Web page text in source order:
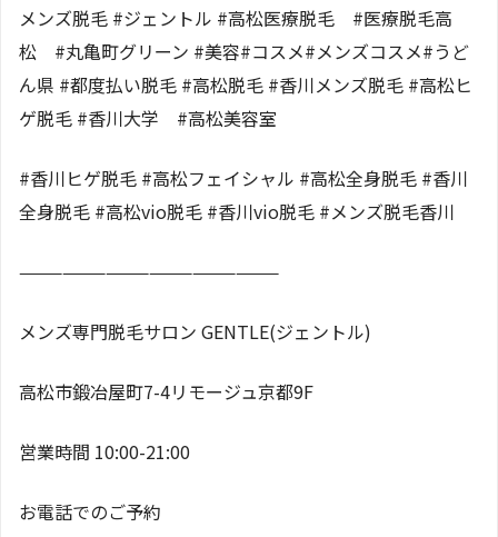
メンズ脱毛 #ジェントル #高松医療脱毛 #医療脱毛高
松 #丸亀町グリーン #美容#コスメ#メンズコスメ#うど
ん県 #都度払い脱毛 #高松脱毛 #香川メンズ脱毛 #高松ヒ
ゲ脱毛 #香川大学 #高松美容室
#香川ヒゲ脱毛 #高松フェイシャル #高松全身脱毛 #香川
全身脱毛 #高松vio脱毛 #香川vio脱毛 #メンズ脱毛香川
——————————————————
メンズ専門脱毛サロン GENTLE(ジェントル)
高松市鍛冶屋町7-4リモージュ京都9F
営業時間 10:00-21:00
お電話でのご予約